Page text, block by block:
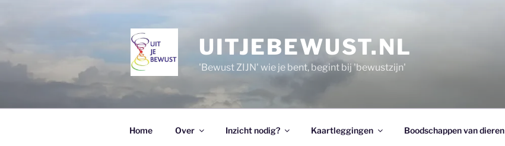
UITJEBEWUST.NL
'Bewust ZIJN' wie je bent, begint bij 'bewustzijn'
Home Over Inzicht nodig? Kaartleggingen Boodschappen van dieren